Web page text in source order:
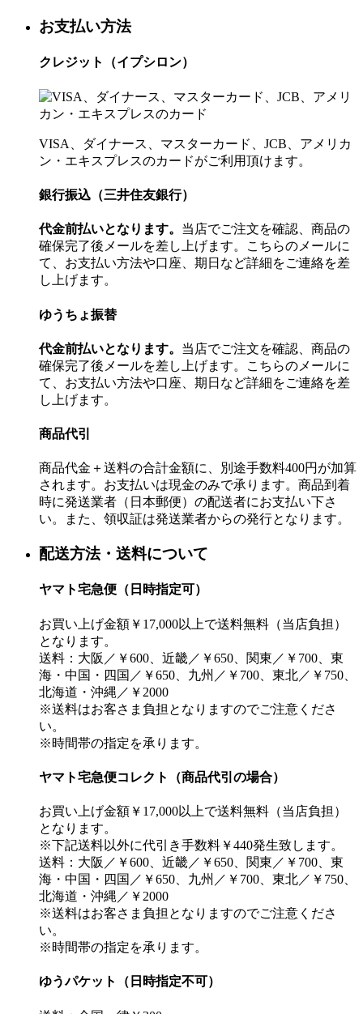
お支払い方法
クレジット（イプシロン）
VISA、ダイナース、マスターカード、JCB、アメリカ
ン・エキスプレスのカードがご利用頂けます。
銀行振込（三井住友銀行）
代金前払いとなります。 当店でご注文を確認、商品の
確保完了後メールを差し上げます。こちらのメールに
て、お支払い方法や口座、期日など詳細をご連絡を差
し上げます。
ゆうちょ振替
代金前払いとなります。 当店でご注文を確認、商品の
確保完了後メールを差し上げます。こちらのメールに
て、お支払い方法や口座、期日など詳細をご連絡を差
し上げます。
商品代引
商品代金＋送料の合計金額に、別途手数料400円が加算
されます。お支払いは現金のみで承ります。商品到着
時に発送業者（日本郵便）の配送者にお支払い下さ
い。また、領収証は発送業者からの発行となります。
配送方法・送料について
ヤマト宅急便（日時指定可）
お買い上げ金額￥17,000以上で送料無料（当店負担）
となります。
送料：大阪／￥600、近畿／￥650、関東／￥700、東
海・中国・四国／￥650、九州／￥700、東北／￥750、
北海道・沖縄／￥2000
※送料はお客さま負担となりますのでご注意くださ
い。
※時間帯の指定を承ります。
ヤマト宅急便コレクト（商品代引の場合）
お買い上げ金額￥17,000以上で送料無料（当店負担）
となります。
※下記送料以外に代引き手数料￥440発生致します。
送料：大阪／￥600、近畿／￥650、関東／￥700、東
海・中国・四国／￥650、九州／￥700、東北／￥750、
北海道・沖縄／￥2000
※送料はお客さま負担となりますのでご注意くださ
い。
※時間帯の指定を承ります。
ゆうパケット（日時指定不可）